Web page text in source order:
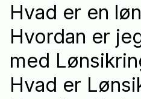
Hvad er en
Hvordan er
med
Hvad er